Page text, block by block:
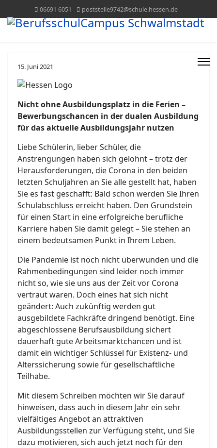
06691 6051 poststelle9742@schule.hessen.de
15. Juni 2021
Nicht ohne Ausbildungsplatz in die Ferien –
Bewerbungschancen in der dualen Ausbildung
für das aktuelle Ausbildungsjahr nutzen
Liebe Schülerin, lieber Schüler, die
Anstrengungen haben sich gelohnt – trotz der
Herausforderungen, die Corona in den beiden
letzten Schuljahren an Sie alle gestellt hat, haben
Sie es fast geschafft: Bald schon werden Sie Ihren
Schulabschluss erreicht haben. Den Grundstein
für einen Start in eine erfolgreiche berufliche
Karriere haben Sie damit gelegt – Sie stehen an
einem bedeutsamen Punkt in Ihrem Leben.
Die Pandemie ist noch nicht überwunden und die
Rahmenbedingungen sind leider noch immer
nicht so, wie sie uns aus der Zeit vor Corona
vertraut waren. Doch eines hat sich nicht
geändert: Auch zukünftig werden gut
ausgebildete Fachkräfte dringend benötigt. Eine
abgeschlossene Berufsausbildung sichert
dauerhaft gute Arbeitsmarktchancen und ist
damit ein wichtiger Schlüssel für Existenz- und
Alterssicherung sowie für gesellschaftliche
Teilhabe.
Mit diesem Schreiben möchten wir Sie darauf
hinweisen, dass auch in diesem Jahr ein sehr
vielfältiges Angebot an attraktiven
Ausbildungsstellen zur Verfügung steht, und Sie
dazu motivieren, sich auch jetzt noch für den